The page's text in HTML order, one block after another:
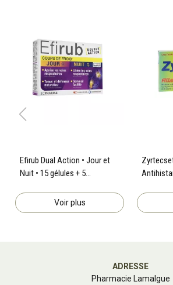
Efirub Dual Action • Jour et
Nuit • 15 gélules + 5
Voir plus
ADRESSE
Pharmacie Lamalgue